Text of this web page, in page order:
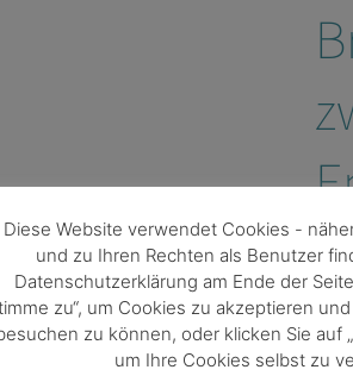
Die
mit
Diese Website verwendet Cookies -
und zu Ihren Rechten als Benutzer
Datenschutzerklärung am Ende der
zu“, um Cookies zu akzeptieren
zu können, oder klicken Sie auf
um Ihre Cookies selbst zu